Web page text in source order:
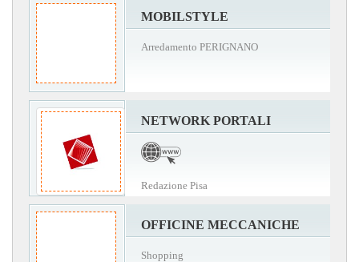
MOBILSTYLE
Arredamento PERIGNANO
NETWORK PORTALI
Redazione Pisa
OFFICINE MECCANICHE
Shopping